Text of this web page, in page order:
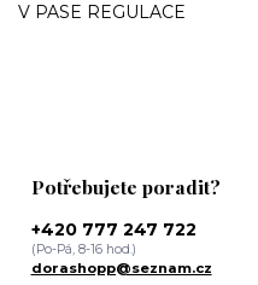
V PASE REGULACE
Potřebujete poradit?
+420 777 247 722
(Po-Pá, 8-16 hod.)
dorashopp@seznam.cz